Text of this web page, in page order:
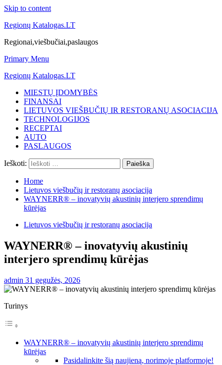
Skip to content
Regionų Katalogas.LT
Regionai,viešbučiai,paslaugos
Primary Menu
Regionų Katalogas.LT
MIESTŲ ĮDOMYBĖS
FINANSAI
LIETUVOS VIEŠBUČIŲ IR RESTORANŲ ASOCIACIJA
TECHNOLOGIJOS
RECEPTAI
AUTO
PASLAUGOS
Ieškoti:
Home
Lietuvos viešbučių ir restoranų asociacija
WAYNERR®️ – inovatyvių akustinių interjero sprendimų
kūrėjas
Lietuvos viešbučių ir restoranų asociacija
WAYNERR®️ – inovatyvių akustinių
interjero sprendimų kūrėjas
admin 31 gegužės, 2026
Turinys
WAYNERR®️ – inovatyvių akustinių interjero sprendimų
kūrėjas
Pasidalinkite šią naujieną, norimoje platformoje!